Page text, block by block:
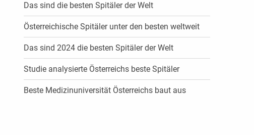
Das sind die besten Spitäler der Welt
Österreichische Spitäler unter den besten weltweit
Das sind 2024 die besten Spitäler der Welt
Studie analysierte Österreichs beste Spitäler
Beste Medizinuniversität Österreichs baut aus